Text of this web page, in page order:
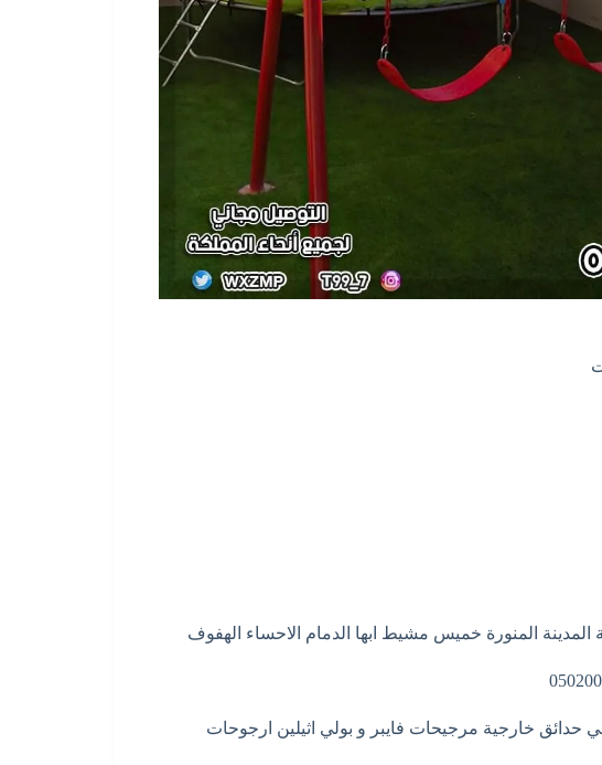
المنورة خميس مشيط ابها الدمام الاحساء الهفوف
حدائق خارجية مرجيحات فايبر و بولي اثيلين ارجوحات